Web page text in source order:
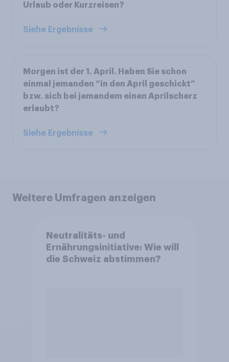
Urlaub oder Kurzreisen?
Siehe Ergebnisse
Morgen ist der 1. April. Haben Sie schon
einmal jemanden “in den April geschickt”
bzw. sich bei jemandem einen Aprilscherz
erlaubt?
Siehe Ergebnisse
Weitere Umfragen anzeigen
Neutralitäts- und
Ernährungsinitiative: Wie will
die Schweiz abstimmen?